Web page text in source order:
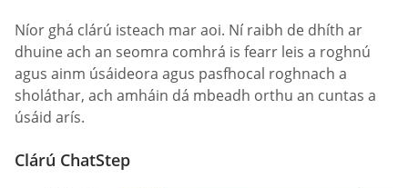
Níor ghá clárú isteach mar aoi. Ní raibh de dhíth ar
dhuine ach an seomra comhrá is fearr leis a roghnú
agus ainm úsáideora agus pasfhocal roghnach a
sholáthar, ach amháin dá mbeadh orthu an cuntas a
úsáid arís.
Clárú ChatStep